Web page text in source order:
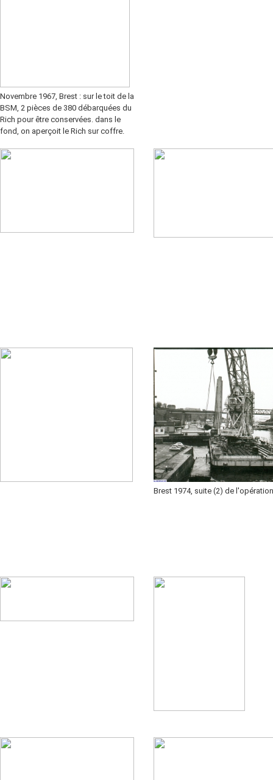
Novembre 1967, Brest : sur le toit de la
BSM, 2 pièces de 380 débarquées du
Rich pour être conservées. dans le
fond, on aperçoit le Rich sur coffre.
Brest 1974, suite (2) de